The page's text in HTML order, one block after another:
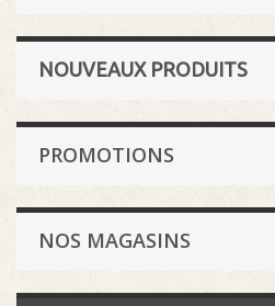
NOUVEAUX PRODUITS
PROMOTIONS
NOS MAGASINS